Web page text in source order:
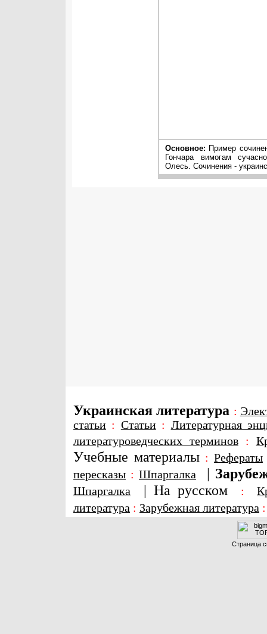
Основное: Пример
Гончара вимогам
Олесь. Сочинения -
Украинская литература :
статьи : Статьи: Литературная
литературоведческих терминов:
Учебные материалы : Рефераты
пересказы : Шпаргалка |
Шпаргалка | На русском :
литература : Зарубежная литература
Страница